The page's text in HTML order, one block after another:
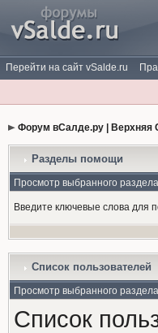
Перейти на сайт vSalde.ru
Форум вСалде.ру | Верхняя
Разделы помощи
Просмотр выбранного
Введите ключевые слова для
Список пользователей
Просмотр выбранного
Список